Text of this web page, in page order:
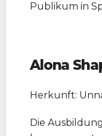
Publikum in
Alona
Herkunft:
Die